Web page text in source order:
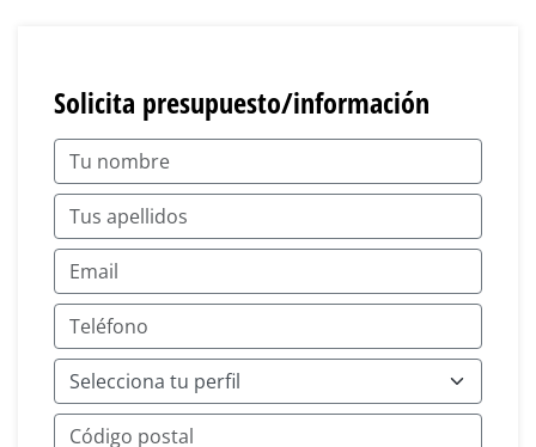
Solicita presupuesto/información